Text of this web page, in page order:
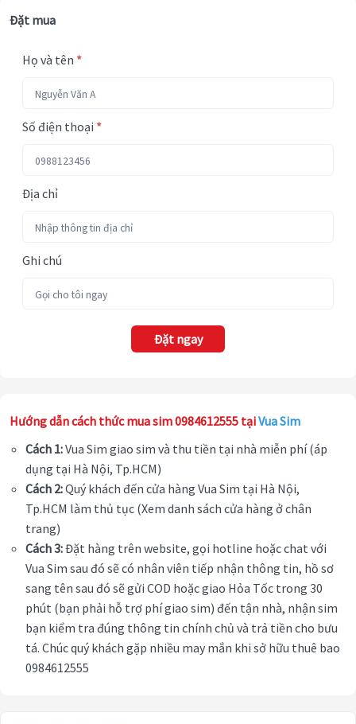
Đặt mua
Họ và tên *
Số điện thoại *
Địa chỉ
Ghi chú
Đặt ngay
Hướng dẫn cách thức mua sim 0984612555 tạiVua Sim
Cách 1:Vua Sim giao sim và thu tiền tại nhà miễn phí (áp
dụng tại Hà Nội, Tp.HCM)
Cách 2:Quý khách đến cửa hàng Vua Sim tại Hà Nội,
Tp.HCM làm thủ tục (Xem danh sách cửa hàng ở chân
trang)
Cách 3:Đặt hàng trên website, gọi hotline hoặc chat với
Vua Sim sau đó sẽ có nhân viên tiếp nhận thông tin, hồ sơ
sang tên sau đó sẽ gửi COD hoặc giao Hỏa Tốc trong 30
phút (bạn phải hỗ trợ phí giao sim) đến tận nhà, nhận sim
bạn kiểm tra đúng thông tin chính chủ và trả tiền cho bưu
tá. Chúc quý khách gặp nhiều may mắn khi sở hữu thuê bao
0984612555